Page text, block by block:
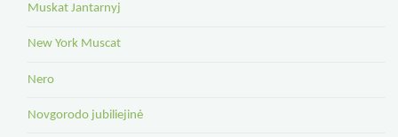
Muskat Jantarnyj
New York Muscat
Nero
Novgorodo jubiliejinė